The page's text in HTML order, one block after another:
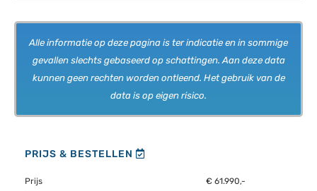
Alle informatie op deze pagina is ter indicatie en in sommige
gevallen slechts gebaseerd op schattingen. Aan deze data
kunnen geen rechten worden ontleend. Het gebruik van de
data is op eigen risico.
PRIJS & BESTELLEN
Prijs € 61.990,-